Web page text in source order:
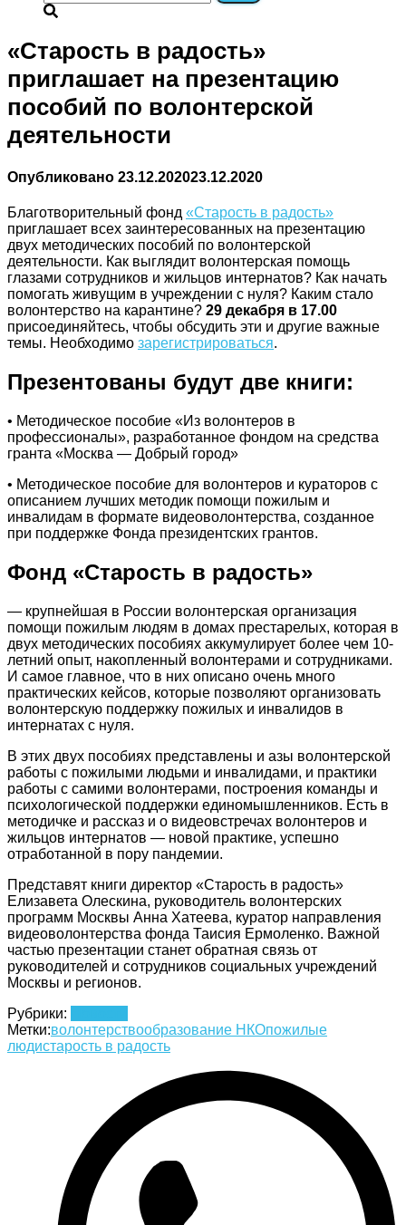
«Старость в радость»
приглашает на презентацию
пособий по волонтерской
деятельности
Опубликовано 23.12.202023.12.2020
Благотворительный фонд «Старость в радость»
приглашает всех заинтересованных на презентацию
двух методических пособий по волонтерской
деятельности. Как выглядит волонтерская помощь
глазами сотрудников и жильцов интернатов? Как начать
помогать живущим в учреждении с нуля? Каким стало
волонтерство на карантине? 29 декабря в 17.00
присоединяйтесь, чтобы обсудить эти и другие важные
темы. Необходимо зарегистрироваться.
Презентованы будут две книги:
• Методическое пособие «Из волонтеров в
профессионалы», разработанное фондом на средства
гранта «Москва — Добрый город»
• Методическое пособие для волонтеров и кураторов с
описанием лучших методик помощи пожилым и
инвалидам в формате видеоволонтерства, созданное
при поддержке Фонда президентских грантов.
Фонд «Старость в радость»
— крупнейшая в России волонтерская организация
помощи пожилым людям в домах престарелых, которая в
двух методических пособиях аккумулирует более чем 10-
летний опыт, накопленный волонтерами и сотрудниками.
И самое главное, что в них описано очень много
практических кейсов, которые позволяют организовать
волонтерскую поддержку пожилых и инвалидов в
интернатах с нуля.
В этих двух пособиях представлены и азы волонтерской
работы с пожилыми людьми и инвалидами, и практики
работы с самими волонтерами, построения команды и
психологической поддержки единомышленников. Есть в
методичке и рассказ и о видеовстречах волонтеров и
жильцов интернатов — новой практике, успешно
отработанной в пору пандемии.
Представят книги директор «Старость в радость»
Елизавета Олескина, руководитель волонтерских
программ Москвы Анна Хатеева, куратор направления
видеоволонтерства фонда Таисия Ермоленко. Важной
частью презентации станет обратная связь от
руководителей и сотрудников социальных учреждений
Москвы и регионов.
Рубрики:
Метки:волонтерствообразование НКОпожилые
людистарость в радость